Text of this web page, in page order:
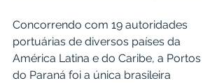
Concorrendo com 19 autoridades
portuárias de diversos países da
América Latina e do Caribe, a Portos
do Paraná foi a única brasileira